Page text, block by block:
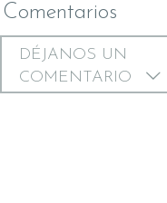
Comentarios
DÉJANOS UN
COMENTARIO